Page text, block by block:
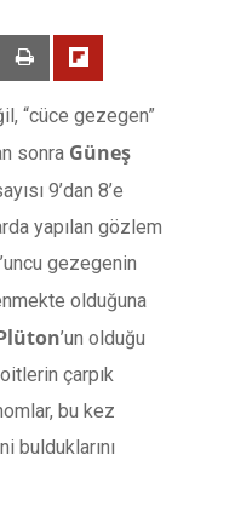
“cüce gezegen”
sonra Güneş
9’dan 8’e
yapılan gözlem
gezegenin
olduğuna
’un olduğu
çarpık
bu kez
bulduklarını